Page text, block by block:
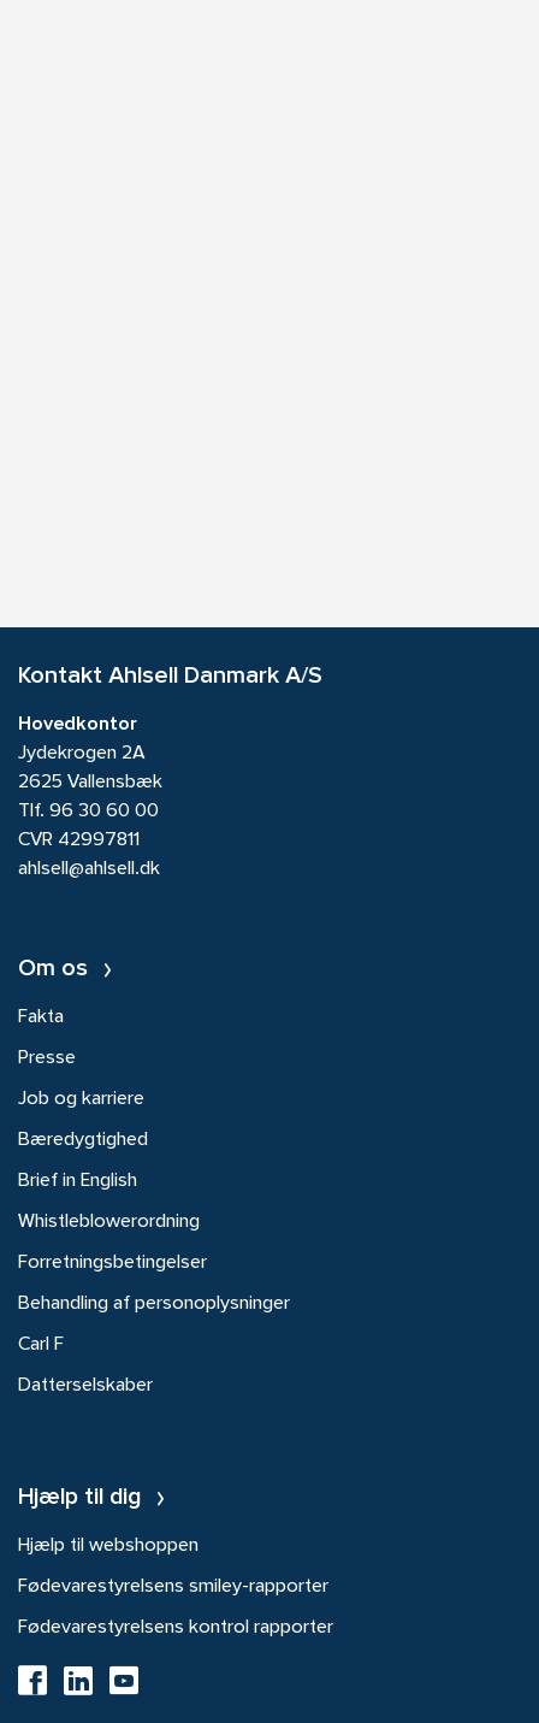
Kontakt Ahlsell Danmark A/S
Hovedkontor
Jydekrogen 2A
2625 Vallensbæk
Tlf. 96 30 60 00
CVR 42997811
ahlsell@ahlsell.dk
Om os
Fakta
Presse
Job og karriere
Bæredygtighed
Brief in English
Whistleblowerordning
Forretningsbetingelser
Behandling af personoplysninger
Carl F
Datterselskaber
Hjælp til dig
Hjælp til webshoppen
Fødevarestyrelsens smiley-rapporter
Fødevarestyrelsens kontrol rapporter